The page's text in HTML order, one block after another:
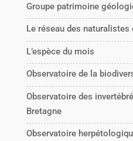
Groupe patrimoine
Le réseau des
L’espèce du mois
Observatoire de la
Observatoire des
Bretagne
Observatoire